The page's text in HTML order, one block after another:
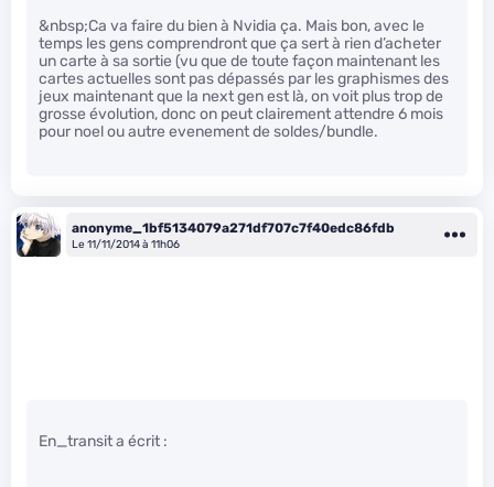
&nbsp;Ca va faire du bien à Nvidia ça. Mais bon, avec le
temps les gens comprendront que ça sert à rien d’acheter
un carte à sa sortie (vu que de toute façon maintenant les
cartes actuelles sont pas dépassés par les graphismes des
jeux maintenant que la next gen est là, on voit plus trop de
grosse évolution, donc on peut clairement attendre 6 mois
pour noel ou autre evenement de soldes/bundle.
anonyme_1bf5134079a271df707c7f40edc86fdb
Le 11/11/2014 à 11h06
En_transit a écrit :